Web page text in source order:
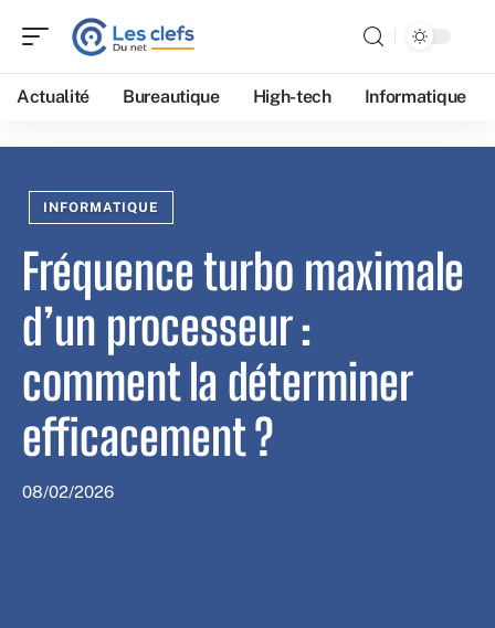
Actualité Bureautique High-tech Informatique
INFORMATIQUE
Fréquence turbo maximale
d’un processeur :
comment la déterminer
efficacement ?
08/02/2026